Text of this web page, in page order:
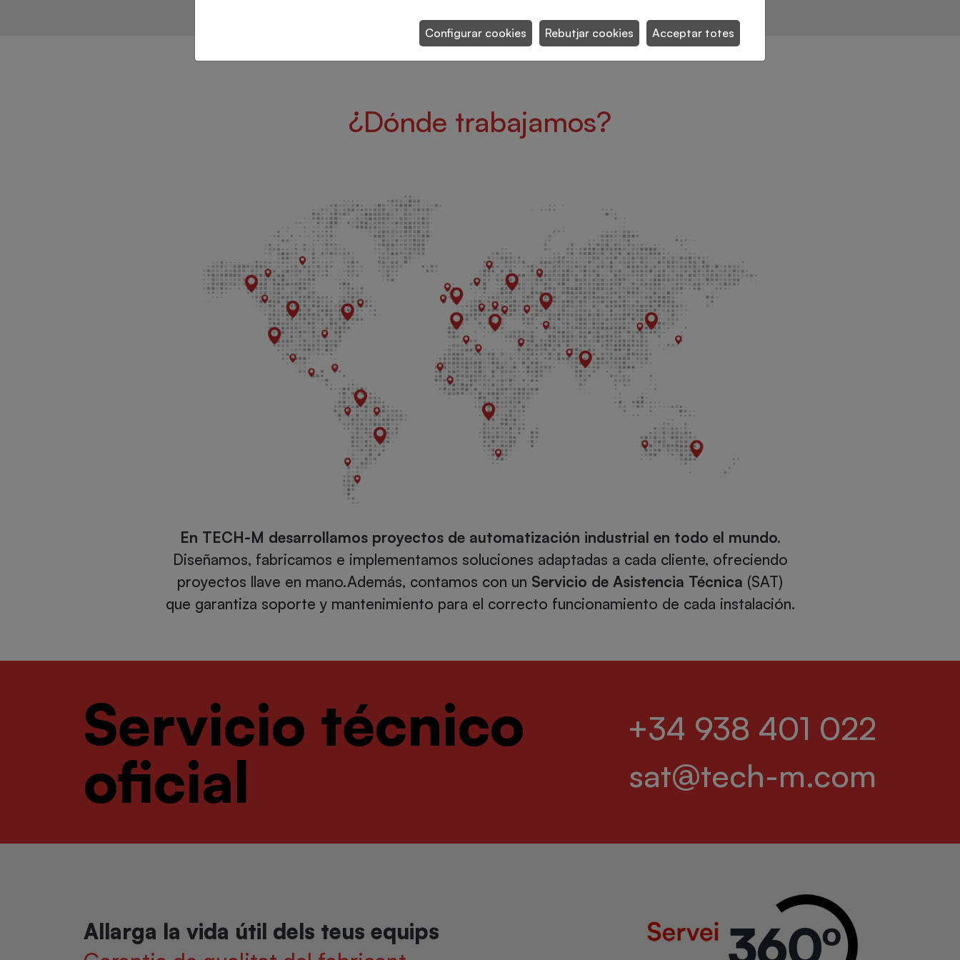
¿Dónde trabajamos?
En TECH-M desarrollamos proyectos de automatización industrial en todo el mundo.
Diseñamos, fabricamos e implementamos soluciones adaptadas a cada cliente, ofreciendo
proyectos llave en mano.Además, contamos con un Servicio de Asistencia Técnica (SAT)
que garantiza soporte y mantenimiento para el correcto funcionamiento de cada instalación.
Servicio técnico
oficial
+34 938 401 022
sat@tech-m.com
Allarga la vida útil dels teus equips
Acceptar totes
Rebutjar cookies
Configurar cookies